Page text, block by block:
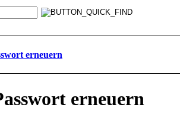
erneuern
erneuern